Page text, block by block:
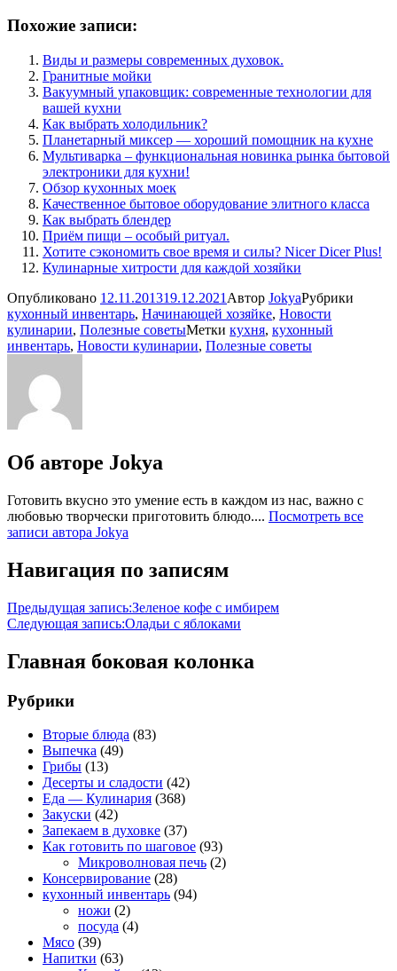
Похожие записи:
Виды и размеры современных духовок.
Гранитные мойки
Вакуумный упаковщик: современные технологии для
вашей кухни
Как выбрать холодильник?
Планетарный миксер — хороший помощник на кухне
Мультиварка – функциональная новинка рынка бытовой
электроники для кухни!
Обзор кухонных моек
Качественное бытовое оборудование элитного класса
Как выбрать блендер
Приём пищи – особый ритуал.
Хотите сэкономить свое время и силы? Nicer Dicer Plus!
Кулинарные хитрости для каждой хозяйки
Опубликовано 12.11.201319.12.2021 Автор JokyaРубрики
кухонный инвентарь, Начинающей хозяйке, Новости
кулинарии, Полезные советыМетки кухня, кухонный
инвентарь, Новости кулинарии, Полезные советы
Об авторе Jokya
Готовить вкусно это умение есть в каждом из нас, важно с
любовью творчески приготовить блюдо.... Посмотреть все
записи автора Jokya
Навигация по записям
Предыдущая запись:Зеленое кофе с имбирем
Следующая запись:Оладьи с яблоками
Главная боковая колонка
Рубрики
Вторые блюда (83)
Выпечка (49)
Грибы (13)
Десерты и сладости (42)
Еда — Кулинария (368)
Закуски (42)
Запекаем в духовке (37)
Как готовить по шаговое (93)
Микроволновая печь (2)
Консервирование (28)
кухонный инвентарь (94)
ножи (2)
посуда (4)
Мясо (39)
Напитки (63)